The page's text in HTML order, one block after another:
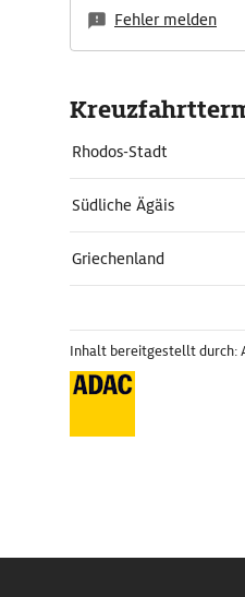
Fehler melden
Rhodos-Stadt
Südliche Ägäis
Griechenland
Inhalt bereitgestellt durch: